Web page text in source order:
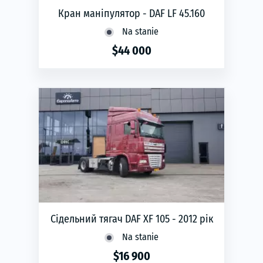
Кран маніпулятор - DAF LF 45.160
Na stanie
$44 000
Rok produkcji:
2009
Transmisja:manualna
Сідельний тягач DAF XF 105 - 2012 рік
Na stanie
$16 900